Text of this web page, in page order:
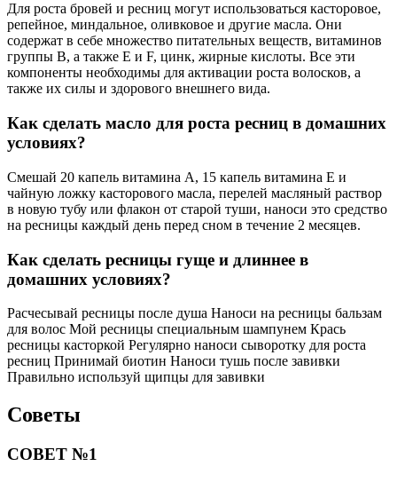
Для роста бровей и ресниц могут использоваться касторовое,
репейное, миндальное, оливковое и другие масла. Они
содержат в себе множество питательных веществ, витаминов
группы B, а также E и F, цинк, жирные кислоты. Все эти
компоненты необходимы для активации роста волосков, а
также их силы и здорового внешнего вида.
Как сделать масло для роста ресниц в домашних
условиях?
Смешай 20 капель витамина A, 15 капель витамина E и
чайную ложку касторового масла, перелей масляный раствор
в новую тубу или флакон от старой туши, наноси это средство
на ресницы каждый день перед сном в течение 2 месяцев.
Как сделать ресницы гуще и длиннее в
домашних условиях?
Расчесывай ресницы после душа Наноси на ресницы бальзам
для волос Мой ресницы специальным шампунем Крась
ресницы касторкой Регулярно наноси сыворотку для роста
ресниц Принимай биотин Наноси тушь после завивки
Правильно используй щипцы для завивки
Советы
СОВЕТ №1